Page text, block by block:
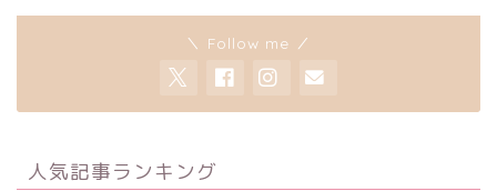
＼ Follow me ／
人気記事ランキング